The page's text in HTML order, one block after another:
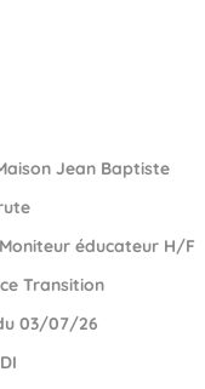
Jean Baptiste
éducateur H/F
Transition
03/07/26